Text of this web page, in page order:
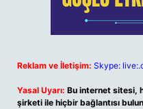
Reklam ve İletişim: Skype:
Yasal Uyarı: Bu internet sitesi,
şirketi ile hiçbir bağlantısı